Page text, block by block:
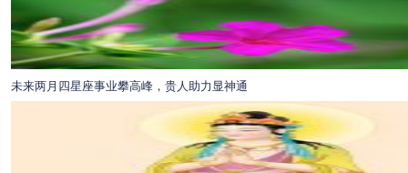
未来两月四星座事业攀高峰，贵人助力显神通